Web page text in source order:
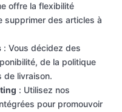
offre la flexibilité
supprimer des articles à
: Vous décidez des
de la politique
de livraison.
: Utilisez nos
pour promouvoir